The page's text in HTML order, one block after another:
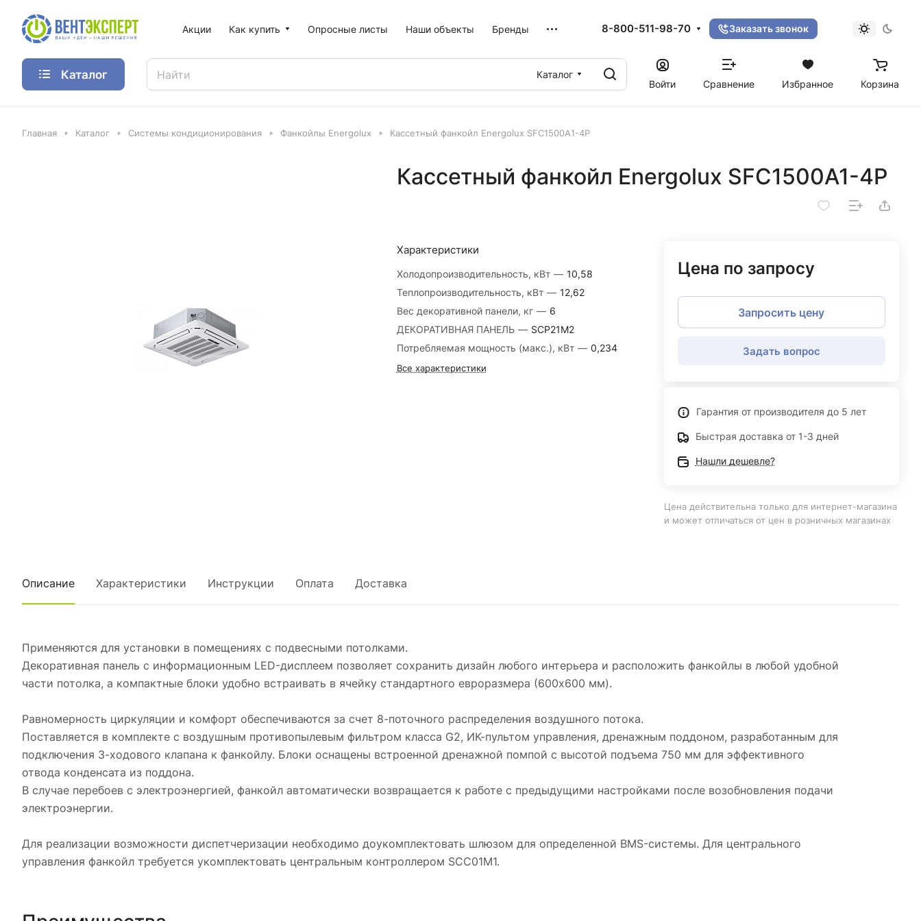
Акции Как купить Опросные листы Наши объекты Бренды 8-800-511-98-70 Заказать звонок
Каталог
Каталог
Войти
Сравнение Избранное Корзина
Главная Каталог Системы кондиционирования Фанкойлы Energolux Кассетный фанкойл Energolux SFC1500A1-4P
Кассетный фанкойл Energolux SFC1500A1-4P
Характеристики
Холодопроизводительность, кВт — 10,58
Теплопроизводительность, кВт — 12,62
Вес декоративной панели, кг — 6
ДЕКОРАТИВНАЯ ПАНЕЛЬ — SCP21M2
Потребляемая мощность (макс.), кВт — 0,234
Все характеристики
Цена по запросу
Запросить цену
Задать вопрос
Гарантия от производителя до 5 лет
Быстрая доставка от 1-3 дней
Нашли дешевле?
Цена действительна только для интернет-магазина
и может отличаться от цен в розничных магазинах
Описание Характеристики Инструкции Оплата Доставка
Применяются для установки в помещениях с подвесными потолками.
Декоративная панель с информационным LED-дисплеем позволяет сохранить дизайн любого интерьера и расположить фанкойлы в любой удобной
части потолка, а компактные блоки удобно встраивать в ячейку стандартного евроразмера (600х600 мм).
Равномерность циркуляции и комфорт обеспечиваются за счет 8-поточного распределения воздушного потока.
Поставляется в комплекте с воздушным противопылевым фильтром класса G2, ИК-пультом управления, дренажным поддоном, разработанным для
подключения 3-ходового клапана к фанкойлу. Блоки оснащены встроенной дренажной помпой с высотой подъема 750 мм для эффективного
отвода конденсата из поддона.
В случае перебоев с электроэнергией, фанкойл автоматически возвращается к работе с предыдущими настройками после возобновления подачи
электроэнергии.
Для реализации возможности диспетчеризации необходимо доукомплектовать шлюзом для определенной BMS-системы. Для центрального
управления фанкойл требуется укомплектовать центральным контроллером SCC01M1.